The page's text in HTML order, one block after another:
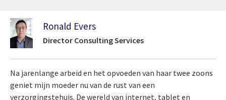
Ronald Evers
Director Consulting Services
Na jarenlange arbeid en het opvoeden van haar twee zoons
geniet mijn moeder nu van de rust van een
verzorgingstehuis. De wereld van internet, tablet en